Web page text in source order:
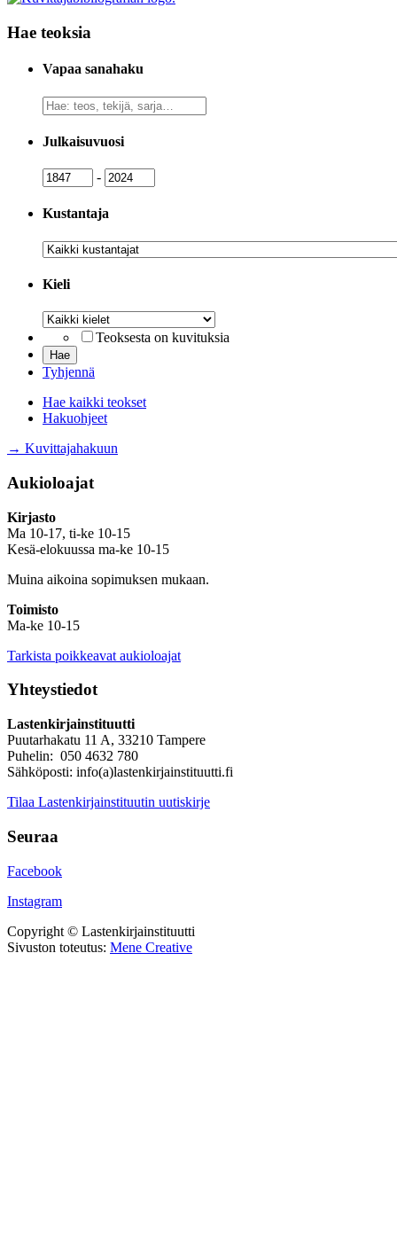
Hae teoksia
Vapaa sanahaku
Vapaa
sanahaku
Julkaisuvuosi
Julkaisuvuosi
- Julkaisuvuosi
Kustantaja
Kustantaja
Kieli
Kieli
Teoksesta on kuvituksia
Tyhjennä
Hae kaikki teokset
Hakuohjeet
→ Kuvittajahakuun
Aukioloajat
Kirjasto
Ma 10-17, ti-ke 10-15
Kesä-elokuussa ma-ke 10-15
Muina aikoina sopimuksen mukaan.
Toimisto
Ma-ke 10-15
Tarkista poikkeavat aukioloajat
Yhteystiedot
Lastenkirjainstituutti
Puutarhakatu 11 A, 33210 Tampere
Puhelin: 050 4632 780
Sähköposti: info(a)lastenkirjainstituutti.fi
Tilaa Lastenkirjainstituutin uutiskirje
Seuraa
Facebook
Instagram
Copyright © Lastenkirjainstituutti
Sivuston toteutus: Mene Creative